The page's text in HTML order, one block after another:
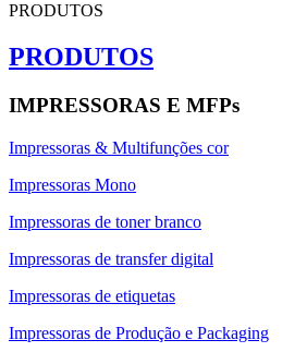
PRODUTOS
PRODUTOS
IMPRESSORAS E MFPs
Impressoras & Multifunções cor
Impressoras Mono
Impressoras de toner branco
Impressoras de transfer digital
Impressoras de etiquetas
Impressoras de Produção e Packaging